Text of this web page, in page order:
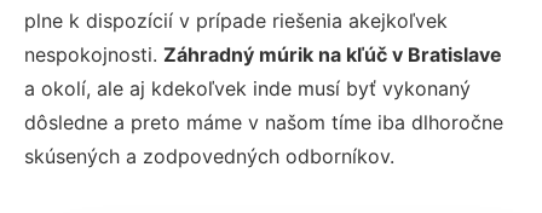
plne k dispozícií v prípade riešenia akejkoľvek
nespokojnosti. Záhradný múrik na kľúč v Bratislave
a okolí, ale aj kdekoľvek inde musí byť vykonaný
dôsledne a preto máme v našom tíme iba dlhoročne
skúsených a zodpovedných odborníkov.